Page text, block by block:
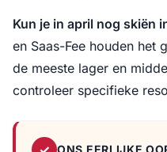
Kun je in april nog skiën
en Saas-Fee houden het
de meeste lager en
controleer specifieke
ONS EERLIJKE